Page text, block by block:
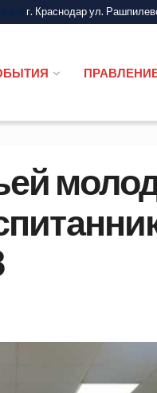
г. Краснодар ул.